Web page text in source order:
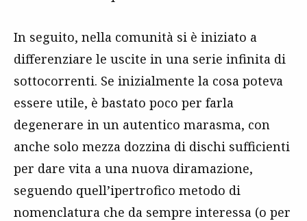
In seguito, nella comunità si è iniziato a
differenziare le uscite in una serie infinita di
sottocorrenti. Se inizialmente la cosa poteva
essere utile, è bastato poco per farla
degenerare in un autentico marasma, con
anche solo mezza dozzina di dischi sufficienti
per dare vita a una nuova diramazione,
seguendo quell’ipertrofico metodo di
nomenclatura che da sempre interessa (o per